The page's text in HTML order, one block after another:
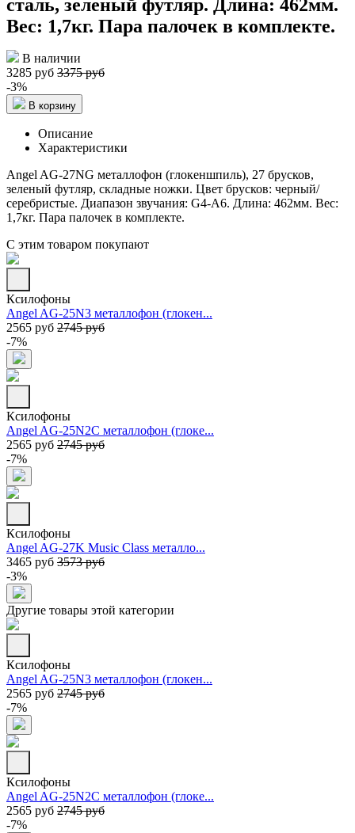
сталь, зеленый футляр. Длина: 462мм.
Вес: 1,7кг. Пара палочек в комплекте.
В наличии
3285 руб 3375 руб
-3%
В корзину
Описание
Характеристики
Angel AG-27NG металлофон (глокеншпиль), 27 брусков,
зеленый футляр, складные ножки. Цвет брусков: черный/
серебристые. Диапазон звучания: G4-А6. Длина: 462мм. Вес:
1,7кг. Пара палочек в комплекте.
С этим товаром покупают
Ксилофоны
Angel AG-25N3 металлофон (глокен...
2565 руб 2745 руб
-7%
Ксилофоны
Angel AG-25N2C металлофон (глоке...
2565 руб 2745 руб
-7%
Ксилофоны
Angel AG-27K Music Class металло...
3465 руб 3573 руб
-3%
Другие товары этой категории
Ксилофоны
Angel AG-25N3 металлофон (глокен...
2565 руб 2745 руб
-7%
Ксилофоны
Angel AG-25N2C металлофон (глоке...
2565 руб 2745 руб
-7%